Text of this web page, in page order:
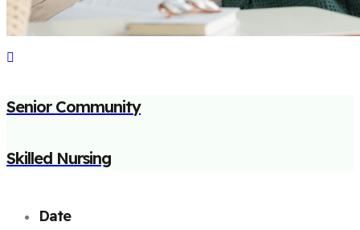
Senior Community
Skilled Nursing
Date